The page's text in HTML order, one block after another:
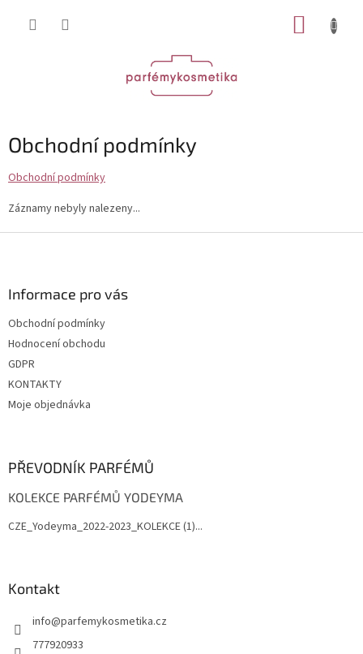
Obchodní podmínky
Obchodní podmínky
Záznamy nebyly nalezeny...
Informace pro vás
Obchodní podmínky
Hodnocení obchodu
GDPR
KONTAKTY
Moje objednávka
PŘEVODNÍK PARFÉMŮ
KOLEKCE PARFÉMŮ YODEYMA
CZE_Yodeyma_2022-2023_KOLEKCE (1)...
Kontakt
info@parfemykosmetika.cz
777920933